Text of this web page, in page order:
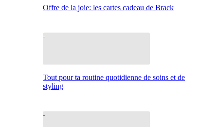
Offre de la joie: les cartes cadeau de Brack
Tout pour ta routine quotidienne de soins et de
styling